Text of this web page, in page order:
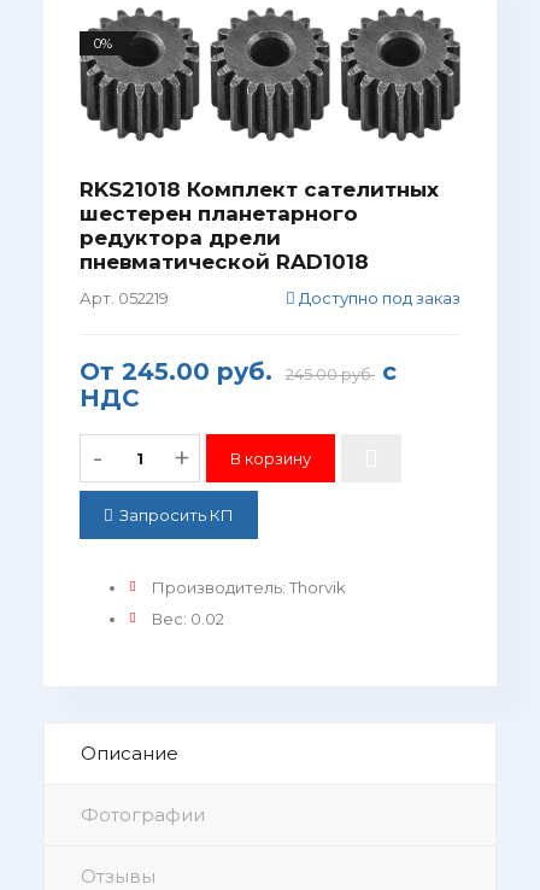
0%
RKS21018 Комплект сателитных
шестерен планетарного
редуктора дрели
пневматической RAD1018
Арт. 052219 Доступно под заказ
От 245.00 руб. 245.00 руб.с
НДС
- +
Запросить КП
Производитель: Thorvik
Вес: 0.02
Описание
Фотографии
Отзывы